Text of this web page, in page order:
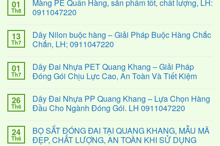
01
Th8
Màng PE Quấn Hàng, sản phẩm tốt, chất lượng, LH:
0911047220
13
Th7
Dây Nilon buộc hàng – Giải Pháp Buộc Hàng Chắc
Chắn, LH; 0911047220
01
Th7
Dây Đai Nhựa PET Quang Khang – Giải Pháp
Đóng Gói Chịu Lực Cao, An Toàn Và Tiết Kiệm
26
Th6
Dây Đai Nhựa PP Quang Khang – Lựa Chọn Hàng
Đầu Cho Ngành Đóng Gói. LH 0911047220
24
Th6
BỌ SẮT ĐÓNG ĐAI TẠI QUANG KHANG, MẪU MÃ
ĐẸP, CHẤT LƯỢNG, AN TOÀN KHI SỬ DỤNG